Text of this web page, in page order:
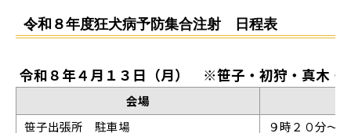
令和８年度狂犬病予防集合注射 日程表
令和８年４月１３日（月） ※笹子・初狩・真木・
会場
笹子出張所 駐車場
９時２０分～